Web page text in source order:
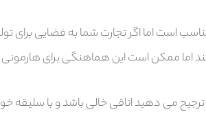
مناسب است اما اگر تجارت شما به فضایی
اما ممکن است این هماهنگی برای
می دهید اتاقی خالی باشد و با سلیقه